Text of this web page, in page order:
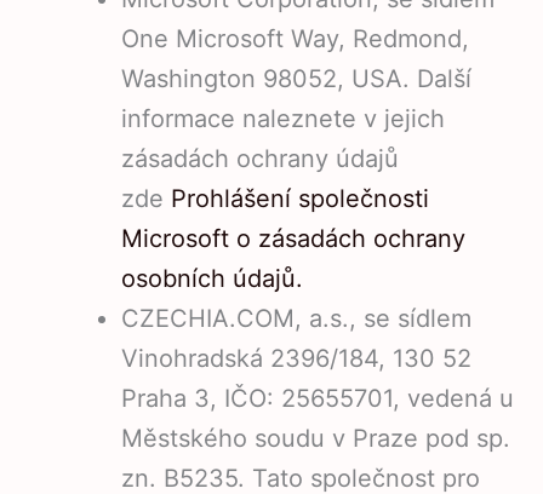
One Microsoft Way, Redmond,
Washington 98052, USA. Další
informace naleznete v jejich
zásadách ochrany údajů
zde Prohlášení společnosti
Microsoft o zásadách ochrany
osobních údajů.
CZECHIA.COM, a.s., se sídlem
Vinohradská 2396/184, 130 52
Praha 3, IČO: 25655701, vedená u
Městského soudu v Praze pod sp.
zn. B5235. Tato společnost pro